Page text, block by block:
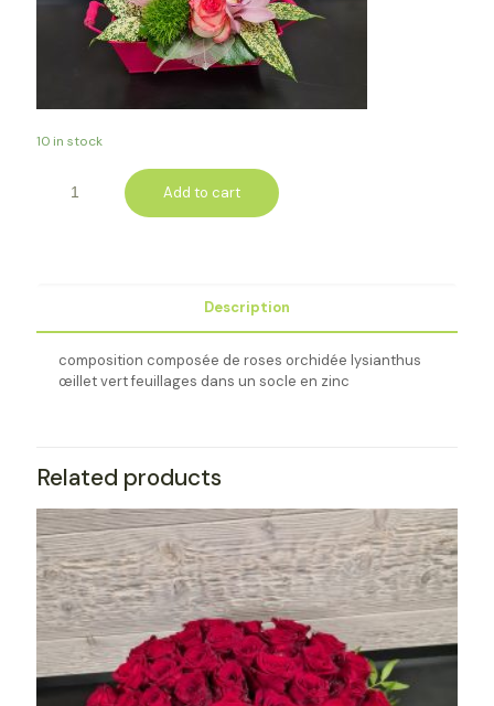
10 in stock
Add to cart
Description
composition composée de roses orchidée lysianthus
œillet vert feuillages dans un socle en zinc
Related products